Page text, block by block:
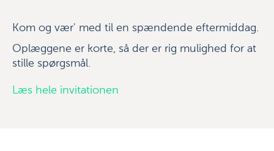
Kom og vær' med til en spændende eftermiddag.
Oplæggene er korte, så der er rig mulighed for at
stille spørgsmål.
Læs hele invitationen